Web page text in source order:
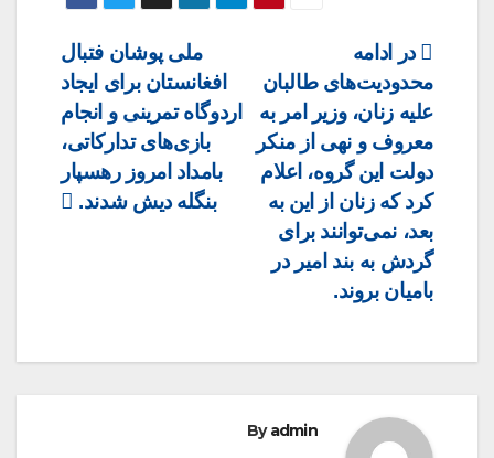
Post
navigation
ملی پوشان فتبال
افغانستان برای ایجاد
اردوگاه تمرینی و انجام
بازی‌های تدارکاتی،
بامداد امروز رهسپار
بنگله دیش شدند.
در ادامه
محدودیت‌های طالبان
علیه زنان، وزیر امر به‌
معروف‌ و نهی‌ از‌ منکر
دولت این گروه، اعلام
کرد که زنان از این به
بعد، نمی‌توانند برای
گردش به بند امیر در
بامیان بروند.
Byadmin